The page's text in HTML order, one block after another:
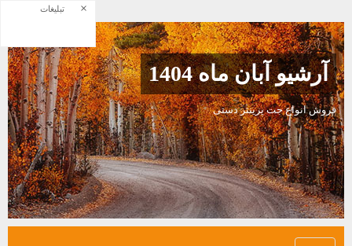
آرشیو آبان ماه 1404
فروش انواع جت پرینتر دستی
تبلیغات ×